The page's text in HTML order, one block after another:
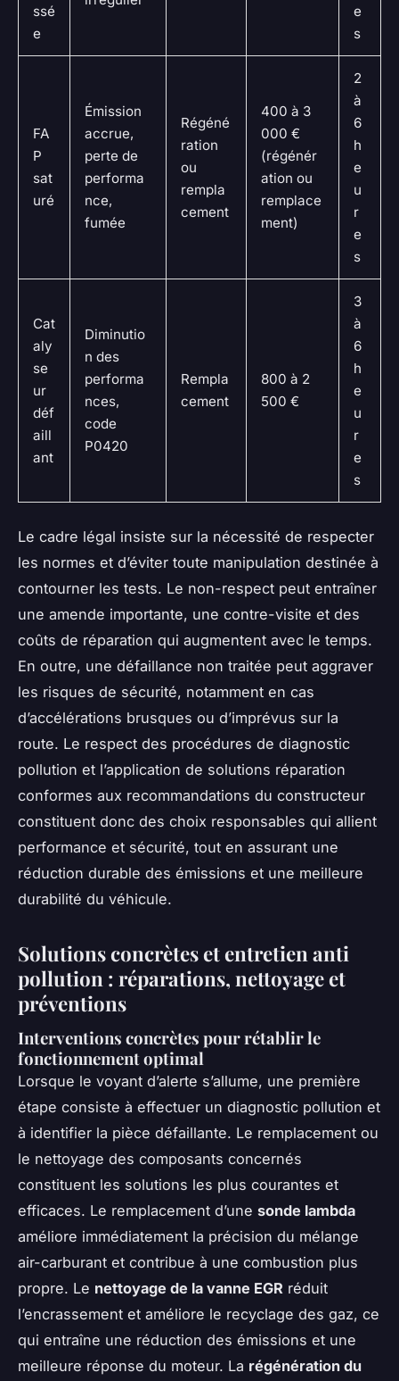
ssé
e
e
s
FA
P
sat
uré
Émission
accrue,
perte de
performa
nce,
fumée
Régéné
ration
ou
rempla
cement
400 à 3
000 €
(régénér
ation ou
remplace
ment)
2
à
6
h
e
u
r
e
s
Cat
aly
se
ur
déf
aill
ant
Diminutio
n des
performa
nces,
code
P0420
Rempla
cement
800 à 2
500 €
3
à
6
h
e
u
r
e
s
Le cadre légal insiste sur la nécessité de respecter
les normes et d’éviter toute manipulation destinée à
contourner les tests. Le non-respect peut entraîner
une amende importante, une contre-visite et des
coûts de réparation qui augmentent avec le temps.
En outre, une défaillance non traitée peut aggraver
les risques de sécurité, notamment en cas
d’accélérations brusques ou d’imprévus sur la
route. Le respect des procédures de diagnostic
pollution et l’application de solutions réparation
conformes aux recommandations du constructeur
constituent donc des choix responsables qui allient
performance et sécurité, tout en assurant une
réduction durable des émissions et une meilleure
durabilité du véhicule.
Solutions concrètes et entretien anti
pollution : réparations, nettoyage et
préventions
Interventions concrètes pour rétablir le
fonctionnement optimal
Lorsque le voyant d’alerte s’allume, une première
étape consiste à effectuer un diagnostic pollution et
à identifier la pièce défaillante. Le remplacement ou
le nettoyage des composants concernés
constituent les solutions les plus courantes et
efficaces. Le remplacement d’une sonde lambda
améliore immédiatement la précision du mélange
air-carburant et contribue à une combustion plus
propre. Le nettoyage de la vanne EGR réduit
l’encrassement et améliore le recyclage des gaz, ce
qui entraîne une réduction des émissions et une
meilleure réponse du moteur. La régénération du